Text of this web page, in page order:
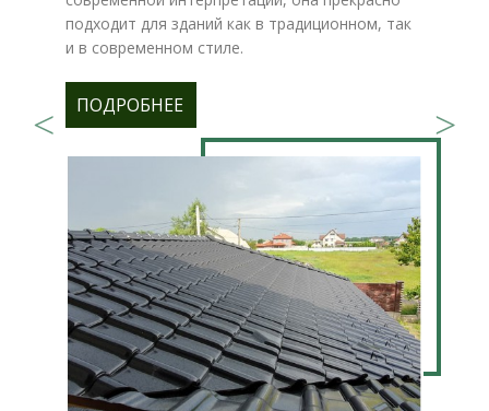
подходит для зданий как в традиционном, так
и в современном стиле.
ПОДРОБНЕЕ